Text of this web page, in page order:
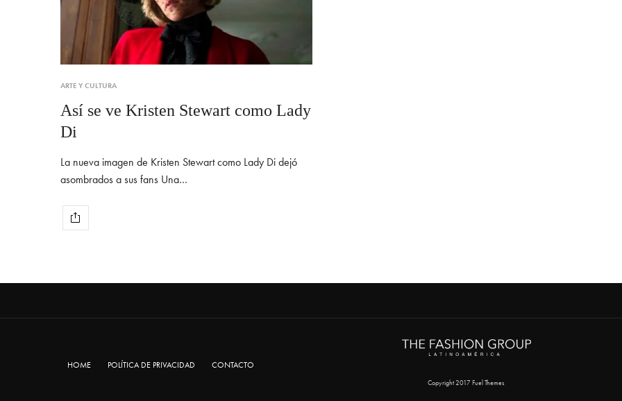
ARTE Y CULTURA
Así se ve Kristen Stewart como Lady
Di
La nueva imagen de Kristen Stewart como Lady Di dejó
asombrados a sus fans Una…
HOME POLÍTICA DE PRIVACIDAD CONTACTO
Copyright 2017 Fuel Themes